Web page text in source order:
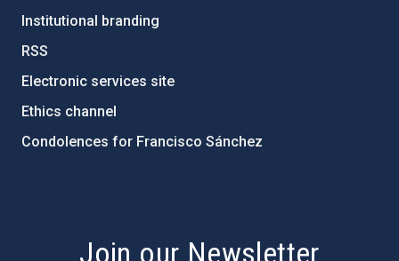
Institutional branding
RSS
Electronic services site
Ethics channel
Condolences for Francisco Sánchez
Join our Newsletter